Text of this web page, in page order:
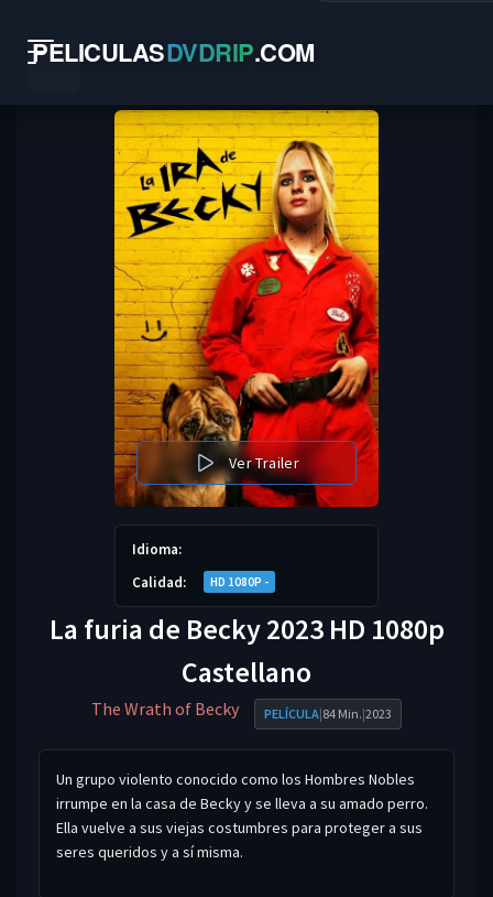
PELICULASDVDRIP.COM
Ver Trailer
Idioma:
Calidad:
HD 1080P -
La furia de Becky 2023 HD 1080p
Castellano
The Wrath of Becky PELÍCULA|84 Min.|2023
Un grupo violento conocido como los Hombres Nobles
irrumpe en la casa de Becky y se lleva a su amado perro.
Ella vuelve a sus viejas costumbres para proteger a sus
seres queridos y a sí misma.